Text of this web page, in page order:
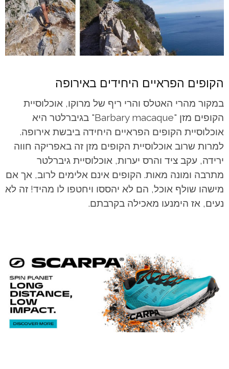
הקופים הפראיים היחידים באירופה
במקור מהרי האטלס והרי ריף של מרוקו, אוכלוסיית
הקופים מזן "Barbary macaque" בגיברלטר היא
אוכלוסיית הקופים הפראיים היחידה ביבשת אירופה.
למרות שרוב אוכלוסיית הקופים מזן זה באפריקה חווה
ירידה, עקב ציד והרס יערות, אוכלוסיית גיברלטר
מתרבה ומונה מאות. הקופים אינם אלימים לרוב, אך אם
מישהו שולף אוכל, הם לא יהססו ויחטפו לו מהיד! זה לא
נעים, אז הימנעו מאכילה בקרבתם.